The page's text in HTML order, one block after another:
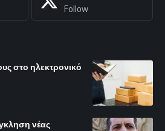
Follow
στο ηλεκτρονικό
νέας